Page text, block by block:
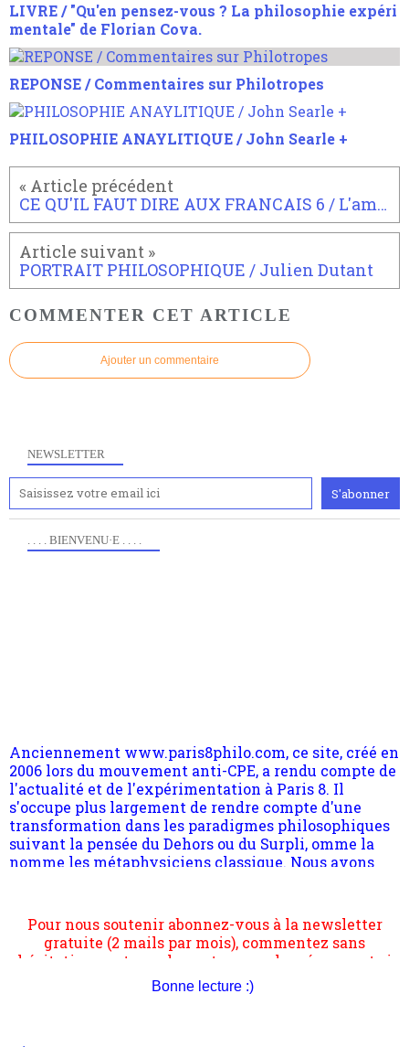
LIVRE / "Qu'en pensez-vous ? La philosophie expéri
mentale" de Florian Cova.
REPONSE / Commentaires sur Philotropes
PHILOSOPHIE ANAYLITIQUE / John Searle +
CE QU'IL FAUT DIRE AUX FRANCAIS 6 / L'amalgame ACAB de la contre-révolution
PORTRAIT PHILOSOPHIQUE / Julien Dutant
COMMENTER CET ARTICLE
Ajouter un commentaire
NEWSLETTER
. . . . BIENVENU·E . . . .
l'actualité et de l'expérimentation à Paris 8. Il
s'occupe plus largement de rendre compte d'une
transformation dans les paradigmes philosophiques
suivant la pensée du Dehors ou du Surpli, omme la
nomme les métaphysiciens classique. Nous avons
quant à nous déjà basculé d'emblée dans la modernité
quantique, résolvant la plupart des impasses
multiples facteurs et échelles. Ce site contient des
articles pour être apte à un plus grand nombre de
choses.
hésitation, partagez le contenu sur les réseaux et si
vous le pouvez faîtes des liens depuis votre site.
Bonne lecture :)